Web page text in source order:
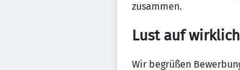
zusammen.
Lust auf
Wir begrüßen